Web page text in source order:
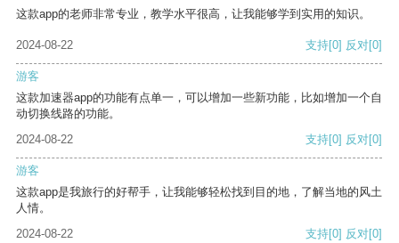
这款app的老师非常专业，教学水平很高，让我能够学到实用的知识。
2024-08-22 支持[0] 反对[0]
游客
这款加速器app的功能有点单一，可以增加一些新功能，比如增加一个自
动切换线路的功能。
2024-08-22
支持[0] 反对[0]
游客
这款app是我旅行的好帮手，让我能够轻松找到目的地，了解当地的风土
人情。
2024-08-22
支持[0] 反对[0]